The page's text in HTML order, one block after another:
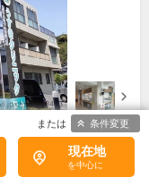
現在地
条件変更